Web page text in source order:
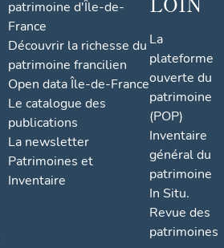
patrimoine d'Île-de-
France
Découvrir la richesse du
patrimoine francilien
Open data Île-de-France
Le catalogue des
publications
La newsletter
Patrimoines et
Inventaire
La
plateforme
ouverte du
patrimoine
(POP)
Inventaire
général du
patrimoine
In Situ.
Revue des
patrimoines